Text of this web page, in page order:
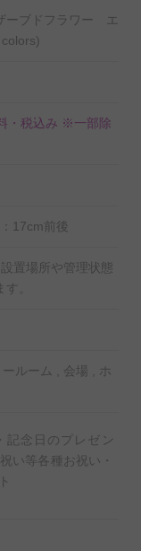
こちらも商品の
ナーの工夫で落
みわこ）
イナー・店長を
ート・ラボを設
究所 21期生。
様々な一流店を
にも度々アレン
欧デンマークの
のアレンジが特
ーブドフラワー エ
・税込み ※一部除
17cm前後
置場所や管理状態
。
ールーム , 会場 , ホ
記念日のプレゼン
い等各種お祝い・